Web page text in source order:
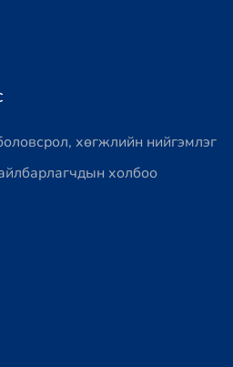
хөгжлийн нийгэмлэг
холбоо